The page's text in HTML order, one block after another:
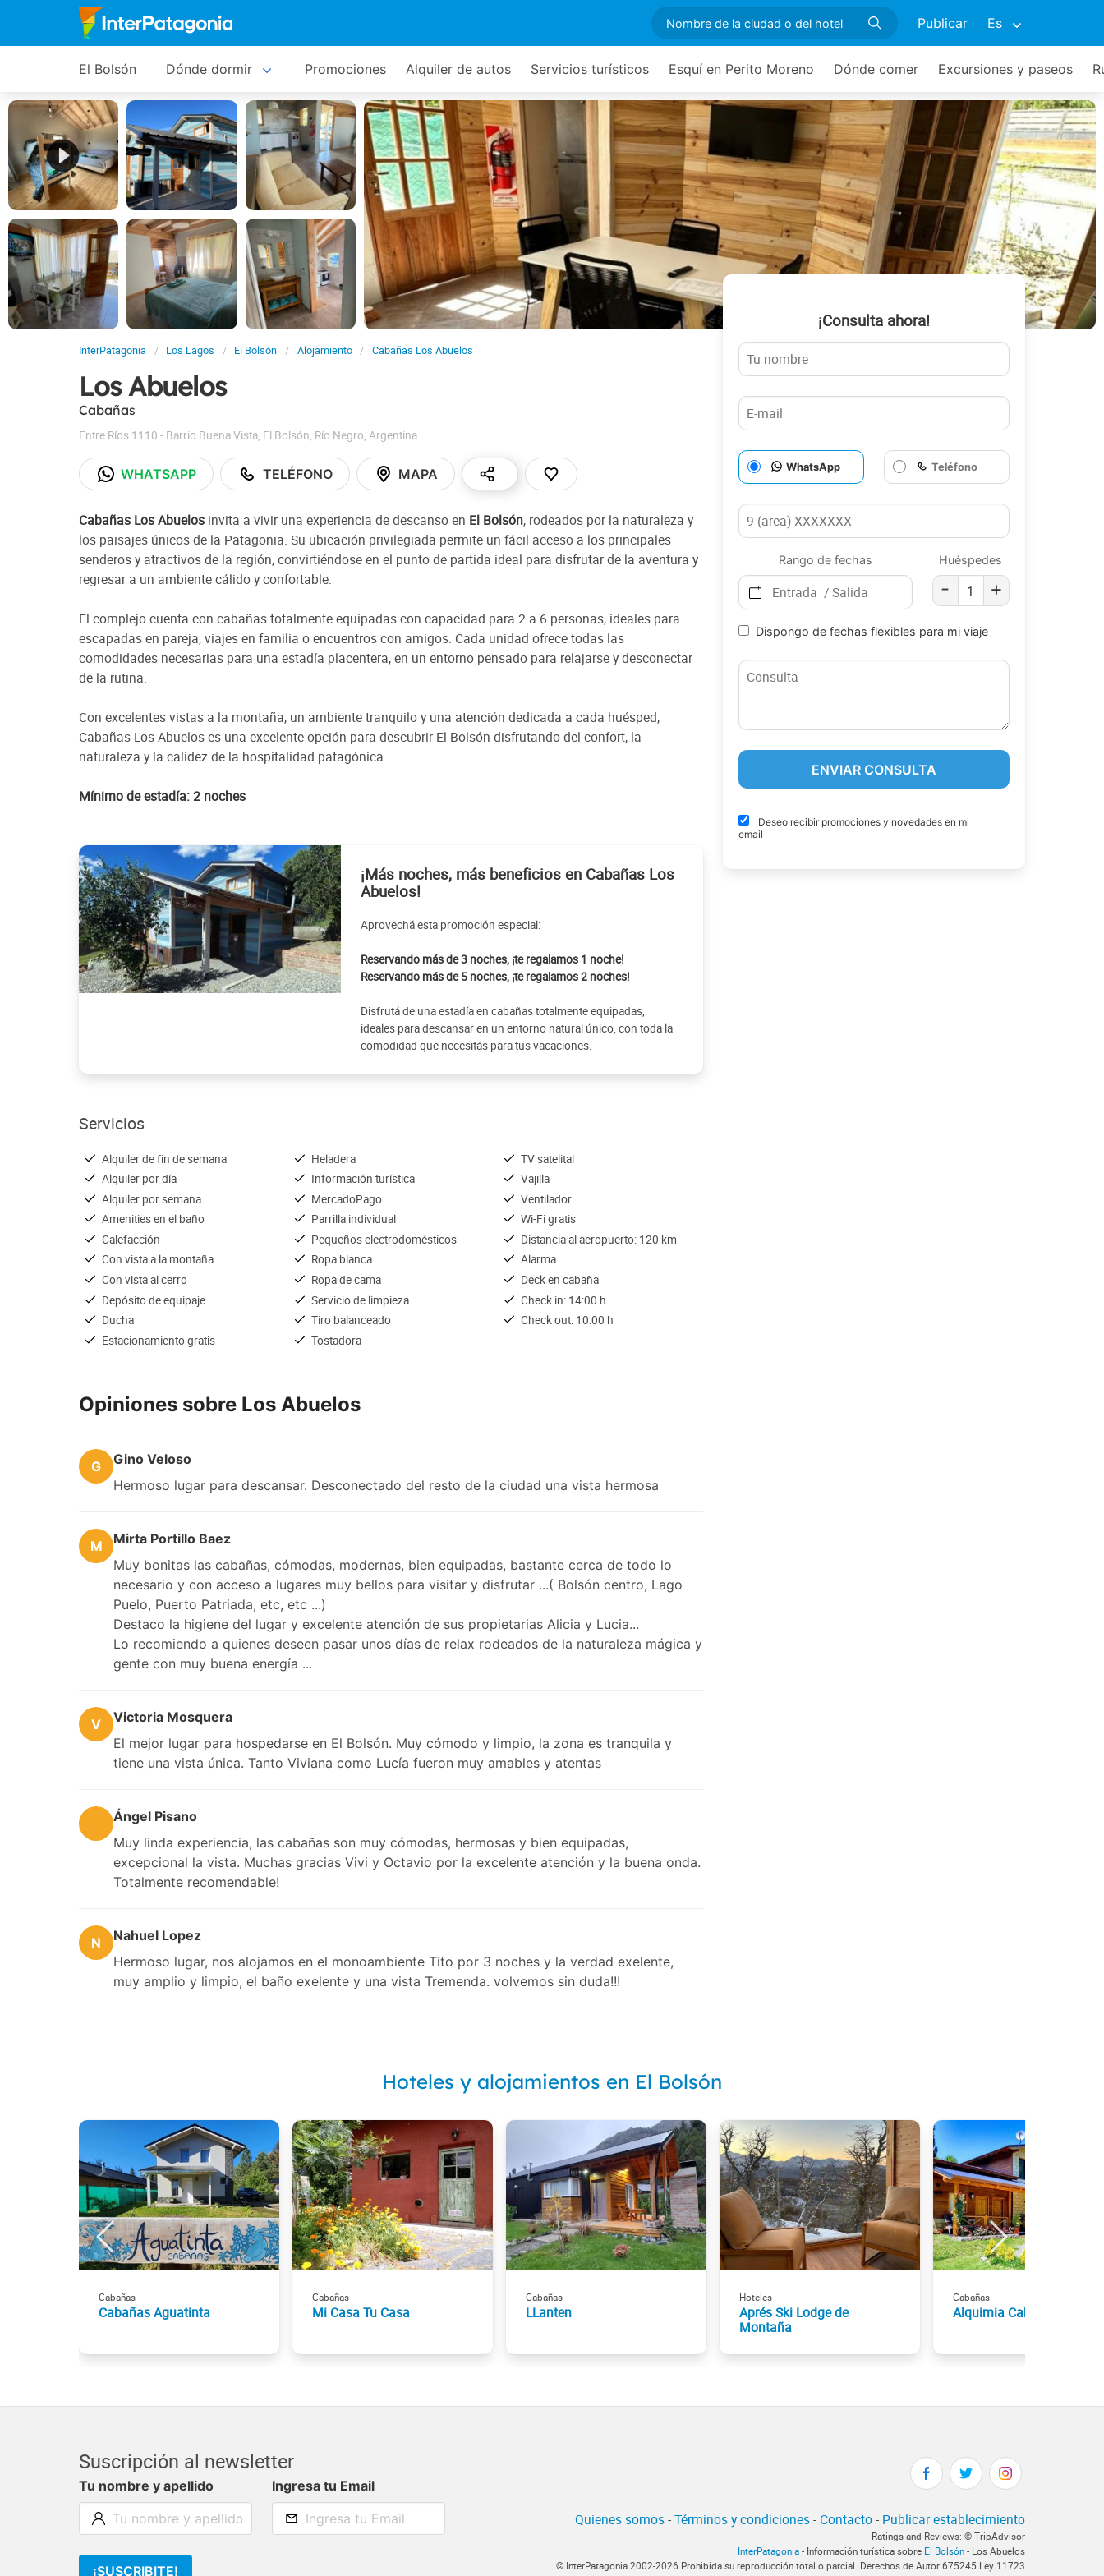
Publicar Es
El Bolsón Dónde dormir Promociones Alquiler de autos Servicios turísticos Esquí en Perito Moreno Dónde comer Excursiones y paseos
InterPatagonia Los Lagos El Bolsón Alojamiento Cabañas Los Abuelos
Los Abuelos
Cabañas
Entre Ríos 1110 - Barrio Buena Vista, El Bolsón, Río Negro, Argentina
WHATSAPP TELÉFONO MAPA
Cabañas Los Abuelos invita a vivir una experiencia de descanso en El Bolsón, rodeados por la naturaleza y
los paisajes únicos de la Patagonia. Su ubicación privilegiada permite un fácil acceso a los principales
senderos y atractivos de la región, convirtiéndose en el punto de partida ideal para disfrutar de la aventura y
regresar a un ambiente cálido y confortable.
El complejo cuenta con cabañas totalmente equipadas con capacidad para 2 a 6 personas, ideales para
escapadas en pareja, viajes en familia o encuentros con amigos. Cada unidad ofrece todas las
comodidades necesarias para una estadía placentera, en un entorno pensado para relajarse y desconectar
de la rutina.
Con excelentes vistas a la montaña, un ambiente tranquilo y una atención dedicada a cada huésped,
Cabañas Los Abuelos es una excelente opción para descubrir El Bolsón disfrutando del confort, la
naturaleza y la calidez de la hospitalidad patagónica.
Mínimo de estadía: 2 noches
¡Más noches, más beneficios en Cabañas Los
Abuelos!
Aprovechá esta promoción especial:
Reservando más de 3 noches, ¡te regalamos 1 noche!
Reservando más de 5 noches, ¡te regalamos 2 noches!
Disfrutá de una estadía en cabañas totalmente equipadas,
ideales para descansar en un entorno natural único, con toda la
comodidad que necesitás para tus vacaciones.
Servicios
Alquiler de fin de semana
Alquiler por día
Alquiler por semana
Amenities en el baño
Calefacción
Con vista a la montaña
Con vista al cerro
Depósito de equipaje
Ducha
Estacionamiento gratis
Heladera
Información turística
MercadoPago
Parrilla individual
Pequeños electrodomésticos
Ropa blanca
Ropa de cama
Servicio de limpieza
Tiro balanceado
Tostadora
TV satelital
Vajilla
Ventilador
Wi-Fi gratis
Distancia al aeropuerto: 120 km
Alarma
Deck en cabaña
Check in: 14:00 h
Check out: 10:00 h
Opiniones sobre Los Abuelos
G
Gino Veloso
Hermoso lugar para descansar. Desconectado del resto de la ciudad una vista hermosa
M
Mirta Portillo Baez
Muy bonitas las cabañas, cómodas, modernas, bien equipadas, bastante cerca de todo lo
necesario y con acceso a lugares muy bellos para visitar y disfrutar ...( Bolsón centro, Lago
Puelo, Puerto Patriada, etc, etc ...)
Destaco la higiene del lugar y excelente atención de sus propietarias Alicia y Lucia...
Lo recomiendo a quienes deseen pasar unos días de relax rodeados de la naturaleza mágica y
gente con muy buena energía ...
V
Victoria Mosquera
El mejor lugar para hospedarse en El Bolsón. Muy cómodo y limpio, la zona es tranquila y
tiene una vista única. Tanto Viviana como Lucía fueron muy amables y atentas
Ángel Pisano
Muy linda experiencia, las cabañas son muy cómodas, hermosas y bien equipadas,
excepcional la vista. Muchas gracias Vivi y Octavio por la excelente atención y la buena onda.
Totalmente recomendable!
N
Nahuel Lopez
Hermoso lugar, nos alojamos en el monoambiente Tito por 3 noches y la verdad exelente,
muy amplio y limpio, el baño exelente y una vista Tremenda. volvemos sin duda!!!
¡Consulta ahora!
WhatsApp Teléfono
Rango de fechas Huéspedes
- +
Dispongo de fechas flexibles para mi viaje
Deseo recibir promociones y novedades en mi
email
Hoteles y alojamientos en El Bolsón
Cabañas
Cabañas Aguatinta
Cabañas
Mi Casa Tu Casa
Cabañas
LLanten
Hoteles
Aprés Ski Lodge de
Montaña
Cabañas
Alquimia Cabañas - Apart
Suscripción al newsletter
Tu nombre y apellido Ingresa tu Email
¡SUSCRIBITE!
Quienes somos-Términos y condiciones- Contacto- Publicar establecimiento
Ratings and Reviews: © TripAdvisor
InterPatagonia - Información turística sobre El Bolsón - Los Abuelos
© InterPatagonia 2002-2026 Prohibida su reproducción total o parcial. Derechos de Autor 675245 Ley 11723